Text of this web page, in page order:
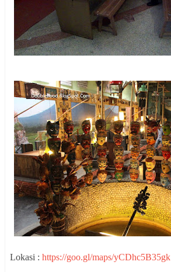
Lokasi : https://goo.gl/maps/yCDhc5B35gk